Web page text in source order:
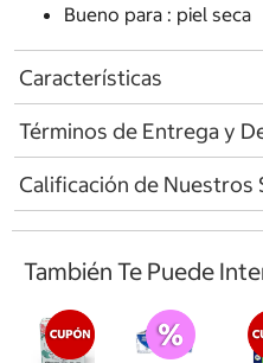
Bueno para : piel seca
Características
Términos de Entrega y
Calificación de Nuestros
También Te Puede